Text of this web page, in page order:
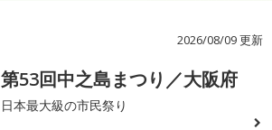
2026/08/09 更新
第53回中之島まつり／大阪府
日本最大級の市民祭り